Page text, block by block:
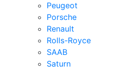
Peugeot
Porsche
Renault
Rolls-Royce
SAAB
Saturn